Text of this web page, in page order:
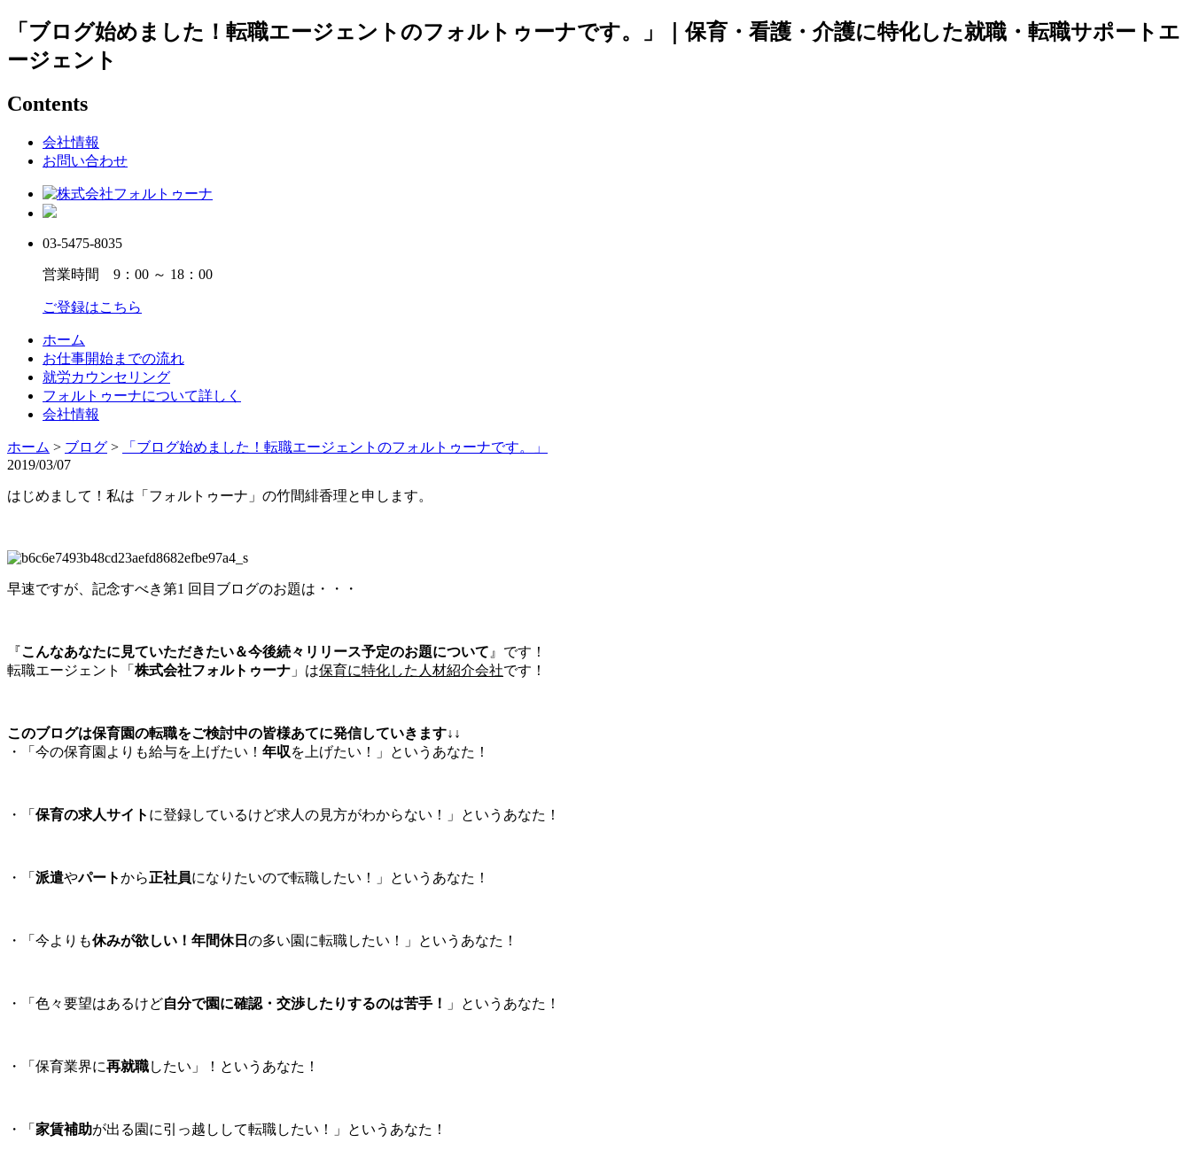
「ブログ始めました！転職エージェントのフォルトゥーナです。」｜保育・看護・介護に特化した就職・転職サポートエ
ージェント
Contents
会社情報
お問い合わせ
03-5475-8035
営業時間 9：00 ～ 18：00
ご登録はこちら
ホーム
お仕事開始までの流れ
就労カウンセリング
フォルトゥーナについて詳しく
会社情報
ホーム > ブログ >
「ブログ始めました！転職エージェントのフォルトゥーナです。」
2019/03/07
はじめまして！私は「フォルトゥーナ」の竹間緋香理と申します。
早速ですが、記念すべき第1 回目ブログのお題は・・・
『こんなあなたに見ていただきたい＆今後続々リリース予定のお題について 』です！
転職エージェント「 株式会社フォルトゥーナ 」は保育に特化した人材紹介会社です！
このブログは保育園の転職をご検討中の皆様あてに発信していきます↓↓
・「今の保育園よりも給与を上げたい！ 年収を上げたい！」というあなた！
・「 保育の求人サイト に登録しているけど求人の見方がわからない！」というあなた！
・「 派遣やパートから正社員になりたいので転職したい！」というあなた！
・「今よりも休みが欲しい！年間休日 の多い園に転職したい！」というあなた！
・「色々要望はあるけど自分で園に確認・交渉したりするのは苦手！ 」というあなた！
・「保育業界に再就職したい」！というあなた！
・「 家賃補助が出る園に引っ越しして転職したい！」というあなた！